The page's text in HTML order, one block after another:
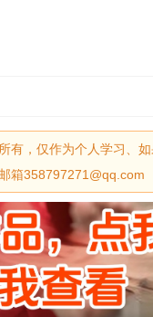
有，仅作为个人学习、
箱358797271@qq.com